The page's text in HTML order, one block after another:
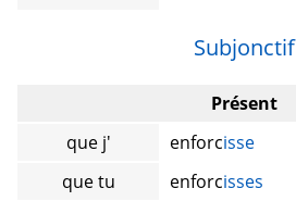
Subjonctif
Présent
que j'
enforcisse
que tu
enforcisses